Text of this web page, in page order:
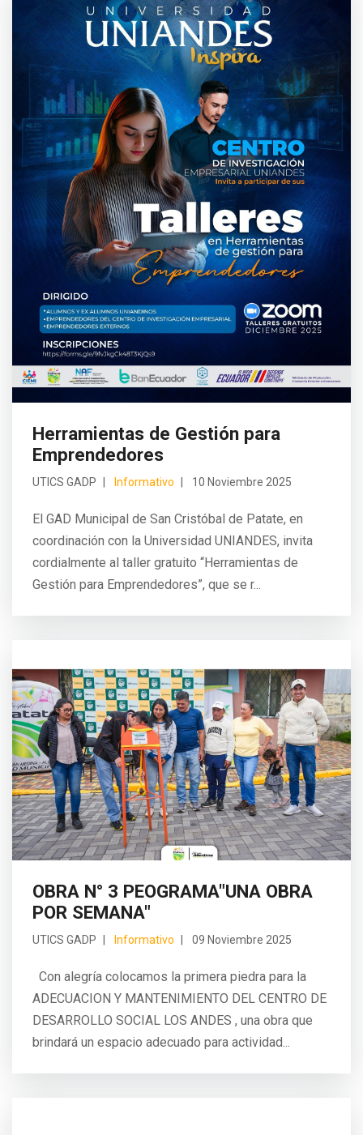
Herramientas de Gestión para
Emprendedores
UTICS GADP Informativo 10 Noviembre 2025
El GAD Municipal de San Cristóbal de Patate, en
coordinación con la Universidad UNIANDES, invita
cordialmente al taller gratuito “Herramientas de
Gestión para Emprendedores”, que se r...
OBRA N° 3 PEOGRAMA"UNA OBRA
POR SEMANA"
UTICS GADP Informativo 09 Noviembre 2025
Con alegría colocamos la primera piedra para la
ADECUACION Y MANTENIMIENTO DEL CENTRO DE
DESARROLLO SOCIAL LOS ANDES , una obra que
brindará un espacio adecuado para actividad...